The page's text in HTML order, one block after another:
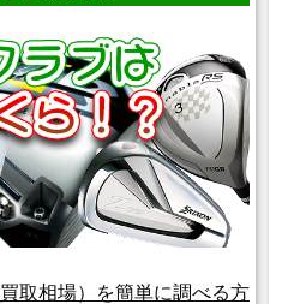
取相場）を簡単に調べる方